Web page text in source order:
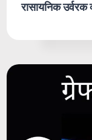
रासायनिक उर्वरक